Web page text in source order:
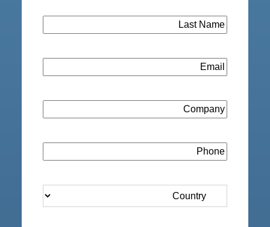
Last
Name(مطلوب)
Email(مطلوب)
Company(مطلوب)
Phone(مطلوب)
Country (مطلوب)